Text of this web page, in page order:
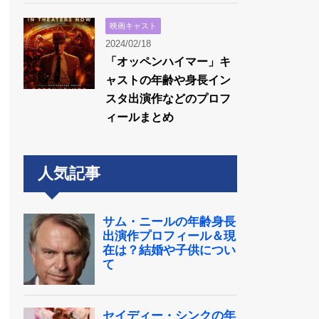
映画キャスト
2024/02/18
「オッペンハイマー」キ
ャストの年齢や身長イン
スタ出演作などのプロフ
ィールまとめ
人気記事